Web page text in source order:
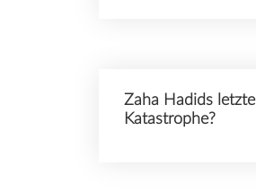
Zaha Hadids letzte
Katastrophe?